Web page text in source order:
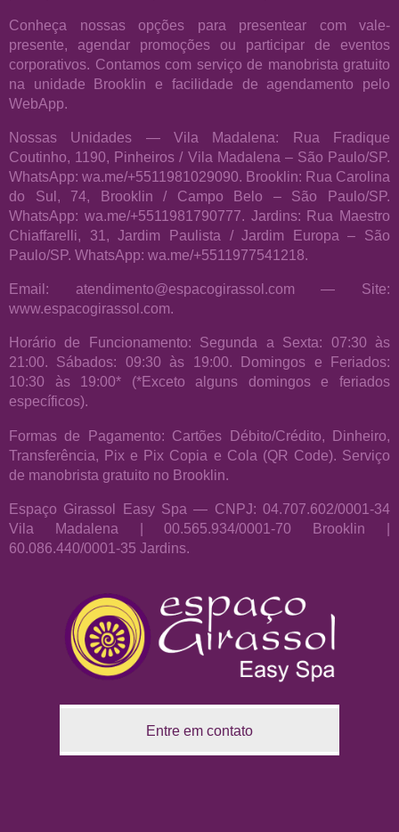
Conheça nossas opções para presentear com vale-
presente, agendar promoções ou participar de eventos
corporativos. Contamos com serviço de manobrista gratuito
na unidade Brooklin e facilidade de agendamento pelo
WebApp.
Nossas Unidades — Vila Madalena: Rua Fradique
Coutinho, 1190, Pinheiros / Vila Madalena – São Paulo/SP.
WhatsApp: wa.me/+5511981029090. Brooklin: Rua Carolina
do Sul, 74, Brooklin / Campo Belo – São Paulo/SP.
WhatsApp: wa.me/+5511981790777. Jardins: Rua Maestro
Chiaffarelli, 31, Jardim Paulista / Jardim Europa – São
Paulo/SP. WhatsApp: wa.me/+5511977541218.
Email: atendimento@espacogirassol.com — Site:
www.espacogirassol.com.
Horário de Funcionamento: Segunda a Sexta: 07:30 às
21:00. Sábados: 09:30 às 19:00. Domingos e Feriados:
10:30 às 19:00* (*Exceto alguns domingos e feriados
específicos).
Formas de Pagamento: Cartões Débito/Crédito, Dinheiro,
Transferência, Pix e Pix Copia e Cola (QR Code). Serviço
de manobrista gratuito no Brooklin.
Espaço Girassol Easy Spa — CNPJ: 04.707.602/0001-34
Vila Madalena | 00.565.934/0001-70 Brooklin |
60.086.440/0001-35 Jardins.
Entre em contato